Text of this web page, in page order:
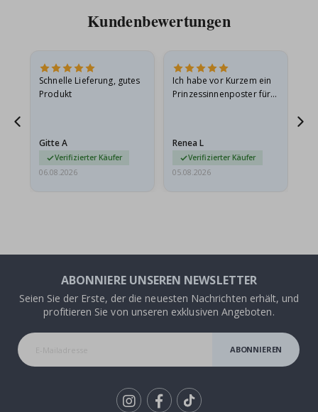
Kundenbewertungen
Schnelle Lieferung, gutes
Produkt
Gitte A
Verifizierter Käufer
06.08.2026
Ich habe vor Kurzem ein
Prinzessinnenposter für
beschädigt…
Renea L
Verifizierter Käufer
05.08.2026
ABONNIERE UNSEREN NEWSLETTER
Seien Sie der Erste, der die neuesten Nachrichten erhält, und
profitieren Sie von unseren exklusiven Angeboten.
ABONNIEREN